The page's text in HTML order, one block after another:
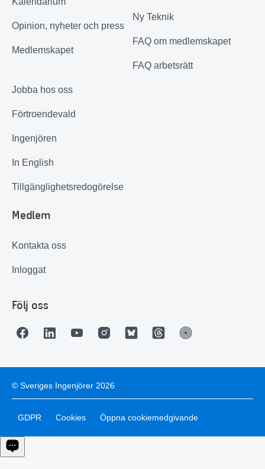
Opinion, nyheter och press
Medlemskapet
Ny Teknik
FAQ om medlemskapet
FAQ arbetsrätt
Jobba hos oss
Förtroendevald
Ingenjören
In English
Tillgänglighetsredogörelse
Medlem
Kontakta oss
Inloggat
Följ oss
© Sveriges Ingenjörer 2026
GDPR Cookies Öppna cookiemedgivande